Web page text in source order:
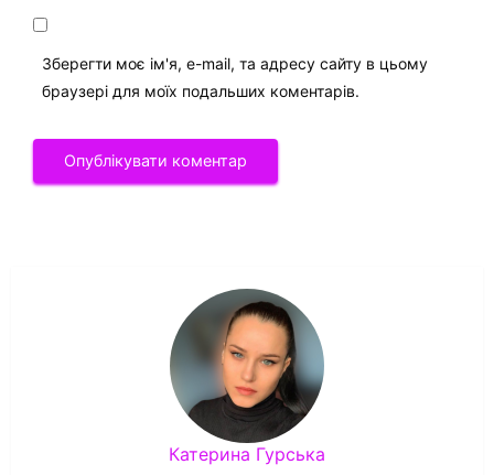
Зберегти моє ім'я, e-mail, та адресу сайту в цьому
браузері для моїх подальших коментарів.
Катерина Гурська